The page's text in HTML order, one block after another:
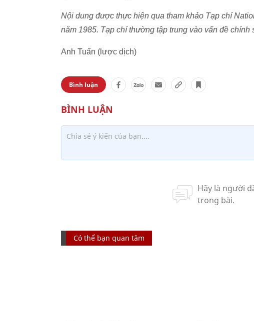
Nội dung được thực hiện qua tham khảo Tạp chí
năm 1985. Tạp chí thường tập trung vào vấn đề
Anh Tuấn (lược dịch)
Bình luận
Có thể bạn quan tâm